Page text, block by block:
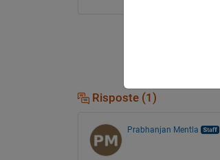
Risposte (1)
Prabhanjan Mentla